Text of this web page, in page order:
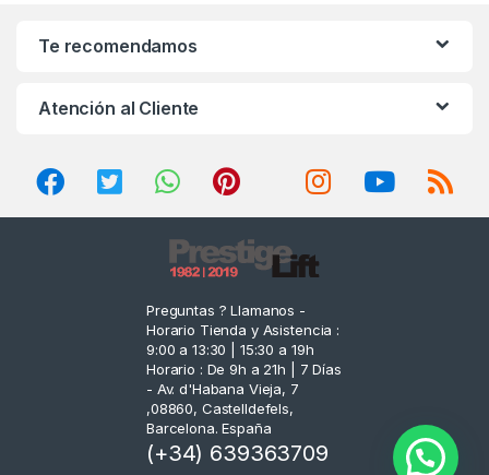
Te recomendamos
Atención al Cliente
Preguntas ? Llamanos -
Horario Tienda y Asistencia :
9:00 a 13:30 | 15:30 a 19h
Horario : De 9h a 21h | 7 Días
- Av. d'Habana Vieja, 7
,08860, Castelldefels,
Barcelona. España
(+34) 639363709